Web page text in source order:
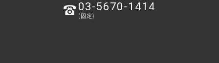
03-5670-1414
(固定)